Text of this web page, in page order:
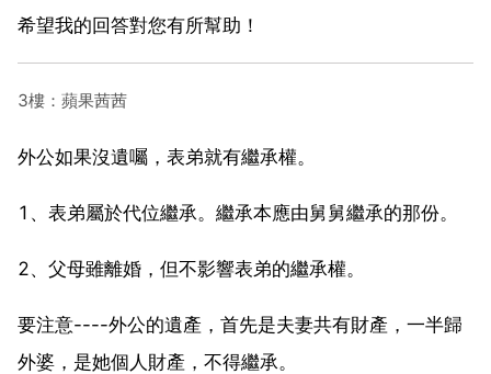
希望我的回答對您有所幫助！
3樓：蘋果茜茜
外公如果沒遺囑，表弟就有繼承權。
1、表弟屬於代位繼承。繼承本應由舅舅繼承的那份。
2、父母雖離婚，但不影響表弟的繼承權。
要注意----外公的遺產，首先是夫妻共有財產，一半歸
外婆，是她個人財產，不得繼承。